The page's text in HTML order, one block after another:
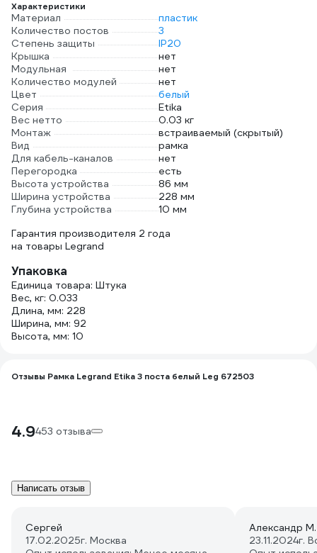
Характеристики
Материал
пластик
Количество постов
3
Степень защиты
IP20
Крышка
нет
Модульная
нет
Количество модулей
нет
Цвет
белый
Серия
Etika
Вес нетто
0.03 кг
Монтаж
встраиваемый (скрытый)
Вид
рамка
Для кабель-каналов
нет
Перегородка
есть
Высота устройства
86 мм
Ширина устройства
228 мм
Глубина устройства
10 мм
Гарантия производителя 2 года
на товары Legrand
Упаковка
Единица товара: Штука
Вес, кг: 0.033
Длина, мм: 228
Ширина, мм: 92
Высота, мм: 10
Отзывы Рамка Legrand Etika 3 поста белый Leg 672503
4.9453 отзыва
Написать отзыв
Сергей
17.02.2025г. Москва
Александр М.
23.11.2024г.